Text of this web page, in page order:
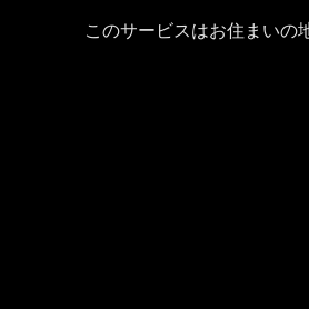
このサービスはお住まいの